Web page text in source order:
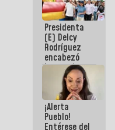
planes de
recuperación
del Sistema
Eléctrico
Nacional
Presidenta
(E) Delcy
Rodríguez
encabezó
lanzamiento
del Plan
Nacional de
Recreación
Vacacional
¡Alerta
Pueblo!
Entérese del